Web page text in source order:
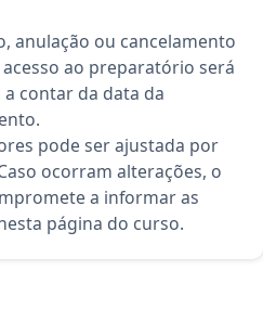
anulação ou cancelamento
ao preparatório será
contar da data da
pode ser ajustada por
ocorram alterações, o
a informar as
página do curso.